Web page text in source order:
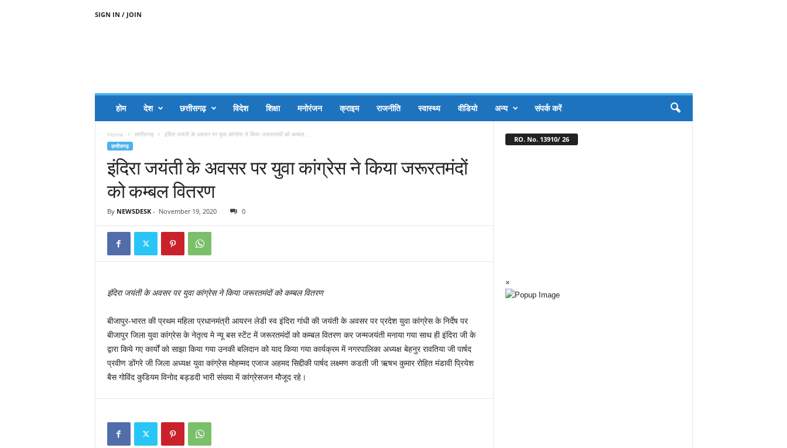
SIGN IN / JOIN
होम देश छत्तीसगढ़ विदेश शिक्षा मनोरंजन क्राइम राजनीति स्वास्थ्य वीडियो अन्य संपर्क करें
Home छत्तीसगढ़ इंदिरा जयंती के अवसर पर युवा कांग्रेस ने किया जरूरतमंदों को कम्बल...
छत्तीसगढ़
इंदिरा जयंती के अवसर पर युवा कांग्रेस ने किया जरूरतमंदों
को कम्बल वितरण
By NEWSDESK- November 19, 2020 0
इंदिरा जयंती के अवसर पर युवा कांग्रेस ने किया जरूरतमंदों को कम्बल वितरण
बीजापुर-भारत की प्रथम महिला प्रधानमंत्री आयरन लेडी स्व इंदिरा गांधी की जयंती के अवसर पर प्रदेश युवा कांग्रेस के निर्देष पर
बीजापुर जिला युवा कांग्रेस के नेतृत्व मे न्यू बस स्टेंट में जरूरतमंदों को कम्बल वितरण कर जन्मजयंती मनाया गया साथ ही इंदिरा जी के
द्वारा किये गए कार्यों को साझा किया गया उनकी बलिदान को याद किया गया कार्यक्रम में नगरपालिका अध्यक्ष बेहनुर रावतिया जी पार्षद
प्रवीण डोंगरे जी जिला अध्यक्ष युवा कांग्रेस मोहम्मद एजाज अहमद सिद्दीकी पार्षद लक्ष्मण कडती जी ऋषभ कुमार रोहित मंडावी प्रियेश
बैस गोविंद कुडियम विनोद बड्डदी भारी संख्या में कांग्रेसजन मौजूद रहे।
RO. No. 13910/ 26
×